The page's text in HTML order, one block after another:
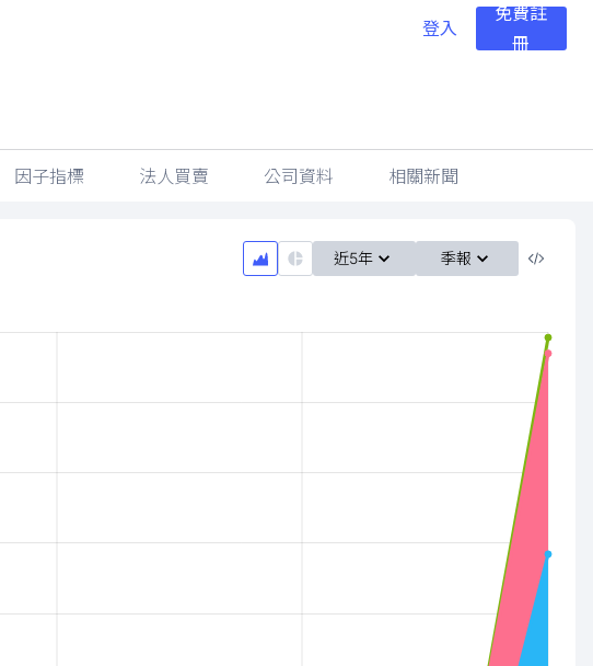
登入
免費註
冊
因子指標 法人買賣 公司資料 相關新聞
近5年 季報